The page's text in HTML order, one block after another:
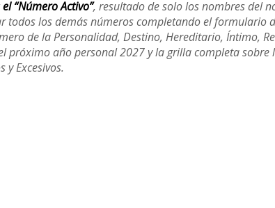
el “Número Activo”, resultado de solo los nombres del
todos los demás números completando el formulario
de la Personalidad, Destino, Hereditario, Íntimo,
próximo año personal 2027 y la grilla completa sobre
y Excesivos.